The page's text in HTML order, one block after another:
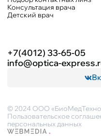
Консультация врача
Детский врач
+7(4012) 33-65-05
info@optica-
© 2024 ООО
Пользовательское
персональных данных